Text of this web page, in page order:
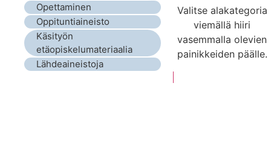
Opettaminen
Oppituntiaineisto
Käsityön
etäopiskelumateriaalia
Lähdeaineistoja
Valitse alakategoria
viemällä hiiri
vasemmalla olevien
painikkeiden päälle.